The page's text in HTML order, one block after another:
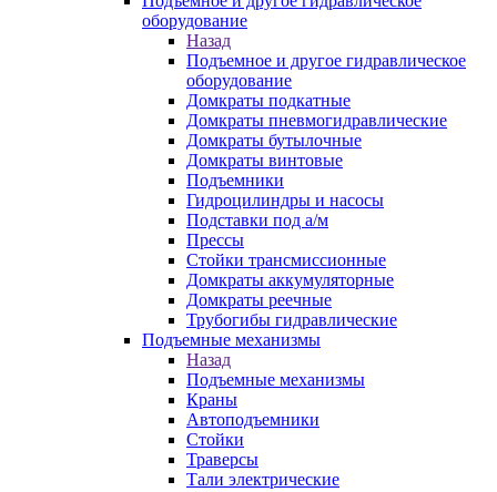
оборудование
Назад
Подъемное и другое гидравлическое
оборудование
Домкраты подкатные
Домкраты пневмогидравлические
Домкраты бутылочные
Домкраты винтовые
Подъемники
Гидроцилиндры и насосы
Подставки под а/м
Прессы
Стойки трансмиссионные
Домкраты аккумуляторные
Домкраты реечные
Трубогибы гидравлические
Подъемные механизмы
Назад
Подъемные механизмы
Краны
Автоподъемники
Стойки
Траверсы
Тали электрические